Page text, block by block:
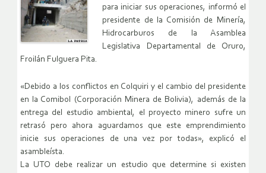
para iniciar sus operaciones, informó el
presidente de la Comisión de Minería,
Hidrocarburos de la Asamblea
Legislativa Departamental de Oruro,
Froilán Fulguera Pita.
«Debido a los conflictos en Colquiri y el cambio del presidente
en la Comibol (Corporación Minera de Bolivia), además de la
entrega del estudio ambiental, el proyecto minero sufre un
retrasó pero ahora aguardamos que este emprendimiento
inicie sus operaciones de una vez por todas», explicó el
asambleísta.
La UTO debe realizar un estudio que determine si existen